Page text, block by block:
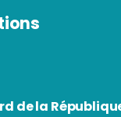
de la